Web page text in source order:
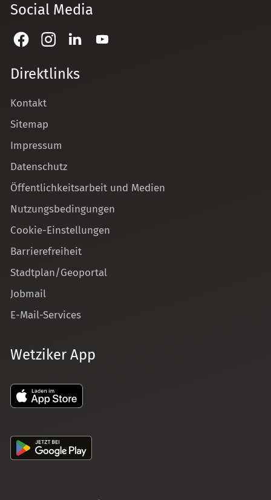
Social Media
Direktlinks
Kontakt
Sitemap
Impressum
Datenschutz
Öffentlichkeitsarbeit und Medien
Nutzungsbedingungen
Cookie-Einstellungen
Barrierefreiheit
Stadtplan/Geoportal
Jobmail
E-Mail-Services
Wetziker App